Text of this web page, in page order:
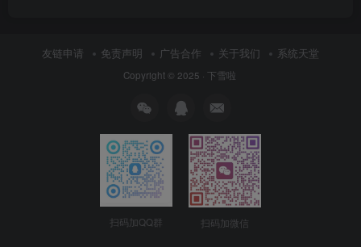
友链申请 免责声明 广告合作 关于我们 系统天堂
Copyright © 2025 · 下雪啦
扫码加QQ群 扫码加微信